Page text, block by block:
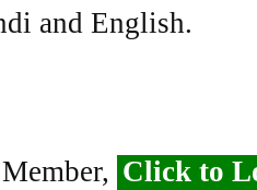
and English.
Click to